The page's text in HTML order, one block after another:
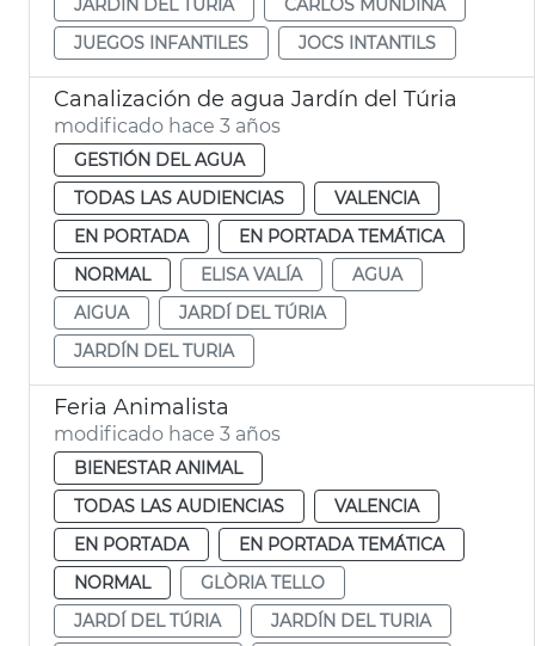
JUEGOS INFANTILES
JOCS INTANTILS
Canalización de agua Jardín del Túria
modificado hace 3 años
GESTIÓN DEL AGUA
TODAS LAS AUDIENCIAS
VALENCIA
EN PORTADA
EN PORTADA TEMÁTICA
NORMAL
ELISA VALÍA
AGUA
AIGUA
JARDÍ DEL TÚRIA
JARDÍN DEL TURIA
Feria Animalista
modificado hace 3 años
BIENESTAR ANIMAL
TODAS LAS AUDIENCIAS
VALENCIA
EN PORTADA
EN PORTADA TEMÁTICA
NORMAL
GLÒRIA TELLO
JARDÍ DEL TÚRIA
JARDÍN DEL TURIA